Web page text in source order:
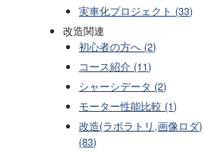
実車化プロジェクト (33)
改造関連
初心者の方へ (2)
コース紹介 (11)
シャーシデータ (2)
モーター性能比較 (1)
改造(ラボラトリ,画像ロダ)
(83)